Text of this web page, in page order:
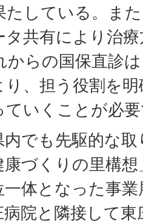
たしている。ま
共有により治
からの国保直診
、担う役割を
ていくことが必
でも先駆的な
づくりの里構
体となった事
病院と隣接して